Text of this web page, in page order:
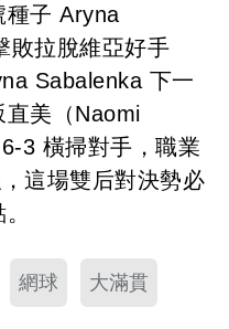
種子 Aryna
敗拉脫維亞好手
Sabalenka 下一
直美（Naomi
3 橫掃對手，職業
這場雙后對決勢必
網球 大滿貫